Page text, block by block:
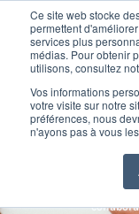
Ce site web stocke
permettent
services plus
médias. Pour obtenir
utilisons, consultez
Vos informations
votre visite sur notre
préférences, nous
n'ayons pas à vous
Passer
contenu
vos
la
Gestion